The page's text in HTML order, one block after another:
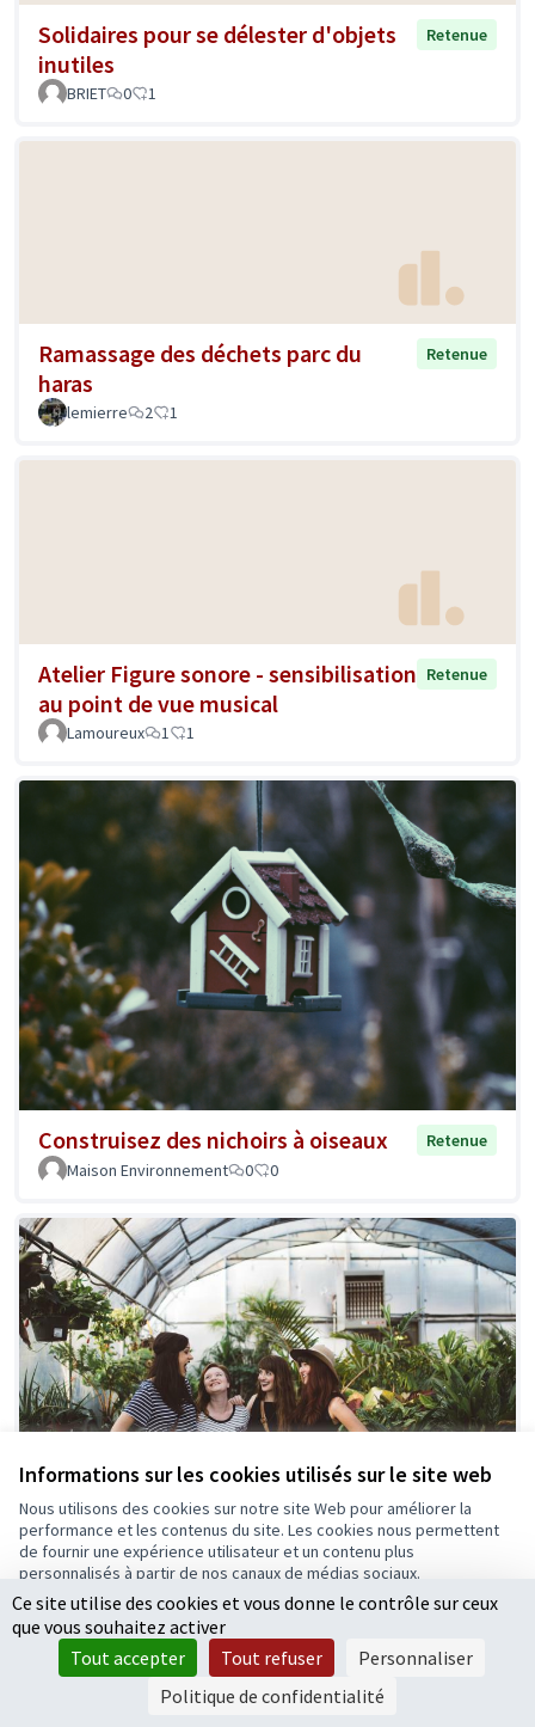
Informations sur les cookies utilisés sur le site web
Nous utilisons des cookies sur notre site Web pour améliorer la
performance et les contenus du site. Les cookies nous permettent
de fournir une expérience utilisateur et un contenu plus
personnalisés à partir de nos canaux de médias sociaux.
Tout accepter
Accepter seulement les cookies essentiels
Paramètres
Solidaires pour se délester d'objets
inutiles
Retenue
BRIET 0 1
Ramassage des déchets parc du
haras
Retenue
lemierre 2 1
Atelier Figure sonore - sensibilisation
au point de vue musical
Retenue
Lamoureux 1 1
Construisez des nichoirs à oiseaux
Retenue
Maison Environnement
0 0
Embellissez le jardin bio
Maison Environnement
0 0
Ce site utilise des cookies et vous donne le contrôle sur ceux
que vous souhaitez activer
Tout accepter
Tout refuser
Personnaliser
Politique de confidentialité